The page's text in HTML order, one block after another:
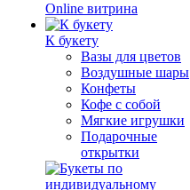
Online витрина
К букету
Вазы для цветов
Воздушные шары
Конфеты
Кофе с собой
Мягкие игрушки
Подарочные
открытки